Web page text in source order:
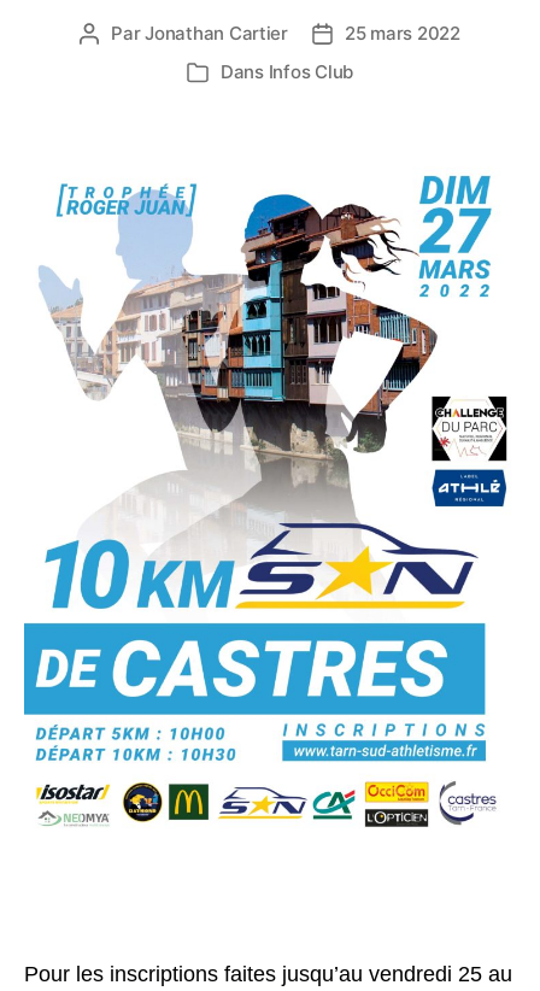
Auteur
ParJonathan Cartier
Date
de
25 mars 2022
Catégories
Dans Infos Club
Pour les inscriptions faites jusqu’au vendredi 25 au